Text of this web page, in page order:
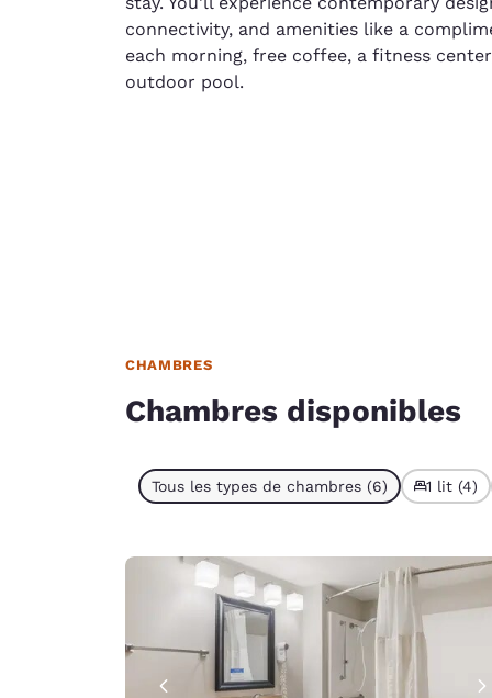
connectivity, and amenities like a
each morning, free coffee, a fitness
outdoor pool.
CHAMBRES
Chambres disponibles
Tous les types de chambres (6) 1 lit (4)